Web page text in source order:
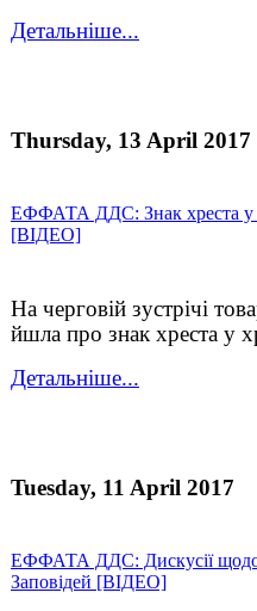
Детальніше...
Thursday, 13 April 2017
ЕФФАТА ДДС: Знак хреста у
[ВІДЕО]
На черговій зустрічі
йшла про знак хреста у
Детальніше...
Tuesday, 11 April 2017
ЕФФАТА ДДС: Дискусії
Заповідей [ВІДЕО]